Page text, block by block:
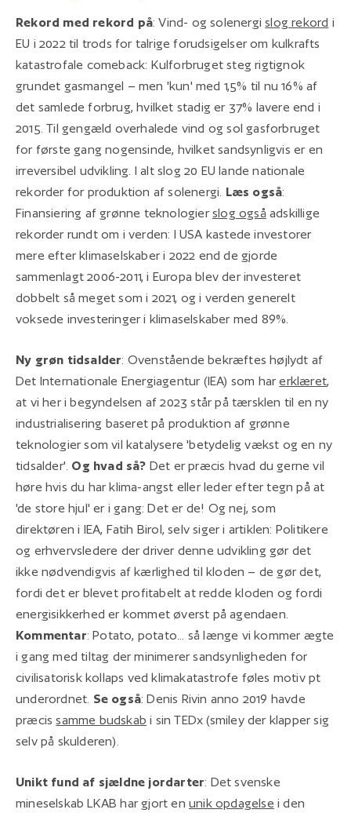
Rekord med rekord på: Vind- og solenergislog rekord i
EU i 2022 til trods for talrige forudsigelser om kulkrafts
katastrofale comeback: Kulforbruget steg rigtignok
grundet gasmangel – men 'kun' med 1,5% til nu 16% af
det samlede forbrug, hvilket stadig er 37% lavere end i
2015. Til gengæld overhalede vind og sol gasforbruget
for første gang nogensinde, hvilket sandsynligvis er en
irreversibel udvikling. I alt slog 20 EU lande nationale
rekorder for produktion af solenergi. Læs også:
Finansiering af grønne teknologierslog også adskillige
rekorder rundt om i verden: I USA kastede investorer
mere efter klimaselskaber i 2022 end de gjorde
sammenlagt 2006-2011, i Europa blev der investeret
dobbelt så meget som i 2021, og i verden generelt
voksede investeringer i klimaselskaber med 89%.
Ny grøn tidsalder: Ovenstående bekræftes højlydt af
Det Internationale Energiagentur (IEA) som harerklæret,
at vi her i begyndelsen af 2023 står på tærsklen til en ny
industrialisering baseret på produktion af grønne
teknologier som vil katalysere 'betydelig vækst og en ny
tidsalder'. Og hvad så? Det er præcis hvad du gerne vil
høre hvis du har klima-angst eller leder efter tegn på at
'de store hjul' er i gang: Det er de! Og nej, som
direktøren i IEA, Fatih Birol, selv siger i artiklen: Politikere
og erhvervsledere der driver denne udvikling gør det
ikke nødvendigvis af kærlighed til kloden – de gør det,
fordi det er blevet profitabelt at redde kloden og fordi
energisikkerhed er kommet øverst på agendaen.
Kommentar: Potato, potato... så længe vi kommer ægte
i gang med tiltag der minimerer sandsynligheden for
civilisatorisk kollaps ved klimakatastrofe føles motiv pt
underordnet. Se også: Denis Rivin anno 2019 havde
præcissamme budskab i sin TEDx (smiley der klapper sig
selv på skulderen).
Unikt fund af sjældne jordarter: Det svenske
mineselskab LKAB har gjort en unik opdagelse i den